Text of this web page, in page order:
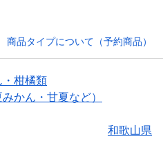
商品タイプについて（予約商品）
・柑橘類
かん・甘夏など）
和歌山県